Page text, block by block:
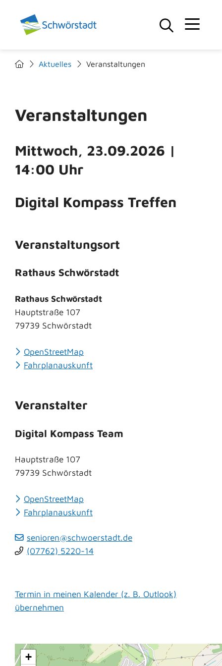
Aktuelles Veranstaltungen
Veranstaltungen
Mittwoch, 23.09.2026 |
14:00 Uhr
Digital Kompass Treffen
Veranstaltungsort
Rathaus Schwörstadt
Rathaus Schwörstadt
Hauptstraße 107
79739 Schwörstadt
OpenStreetMap
Fahrplanauskunft
Veranstalter
Digital Kompass Team
Hauptstraße 107
79739 Schwörstadt
OpenStreetMap
Fahrplanauskunft
senioren@schwoerstadt.de
(07762) 5220-14
Termin in meinen Kalender (z. B. Outlook)
übernehmen
+